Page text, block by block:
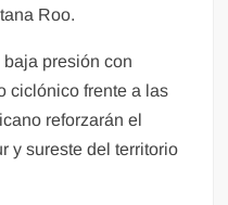
Roo.
presión con
ciclónico frente a las
reforzarán el
y sureste del territorio